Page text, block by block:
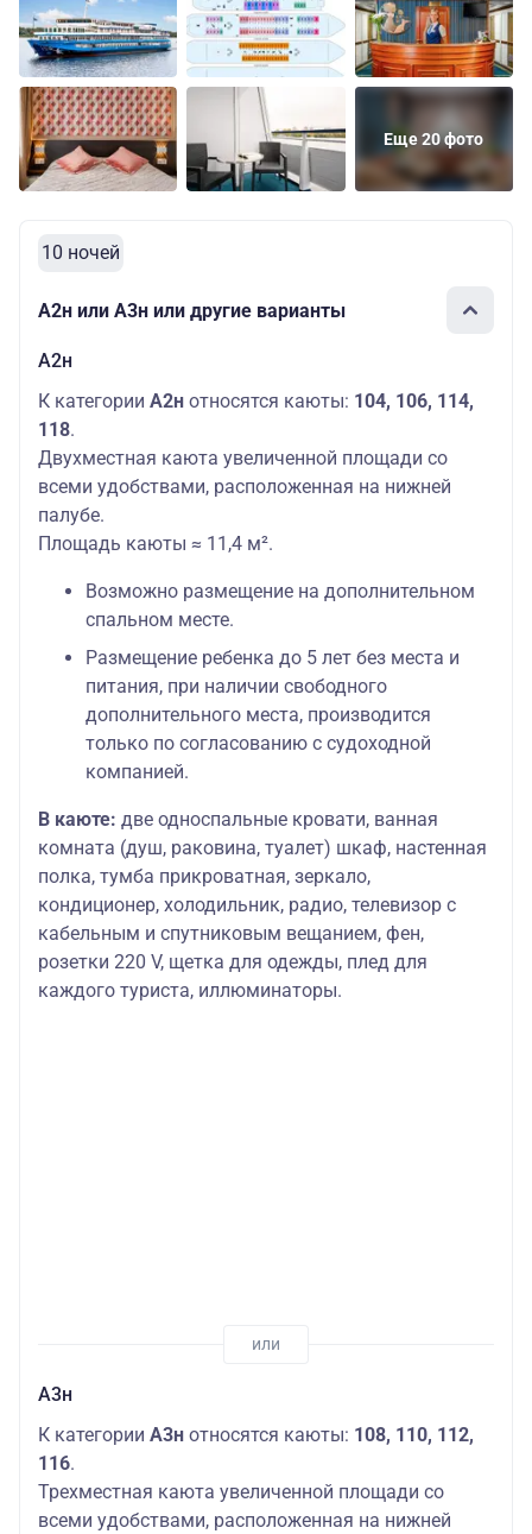
Еще 20 фото
10 ночей
А2н или А3н или другие варианты
А2н
К категории А2н относятся каюты: 104, 106, 114,
118.
Двухместная каюта увеличенной площади со
всеми удобствами, расположенная на нижней
палубе.
Площадь каюты ≈ 11,4 м².
Возможно размещение на дополнительном
спальном месте.
Размещение ребенка до 5 лет без места и
питания, при наличии свободного
дополнительного места, производится
только по согласованию с судоходной
компанией.
В каюте: две односпальные кровати, ванная
комната (душ, раковина, туалет) шкаф, настенная
полка, тумба прикроватная, зеркало,
кондиционер, холодильник, радио, телевизор с
кабельным и спутниковым вещанием, фен,
розетки 220 V, щетка для одежды, плед для
каждого туриста, иллюминаторы.
А3н
К категории А3н относятся каюты: 108, 110, 112,
116.
Трехместная каюта увеличенной площади со
всеми удобствами, расположенная на нижней